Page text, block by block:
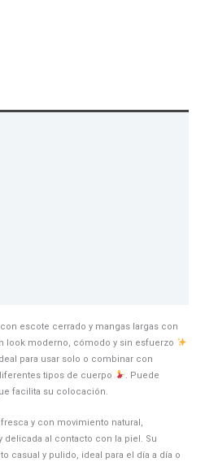
escote cerrado y mangas largas con
look moderno, cómodo y sin esfuerzo
para usar solo o combinar con
tipos de cuerpo
. Puede
facilita su colocación.
y con movimiento natural,
delicada al contacto con la piel. Su
casual y pulido, ideal para el día a día o